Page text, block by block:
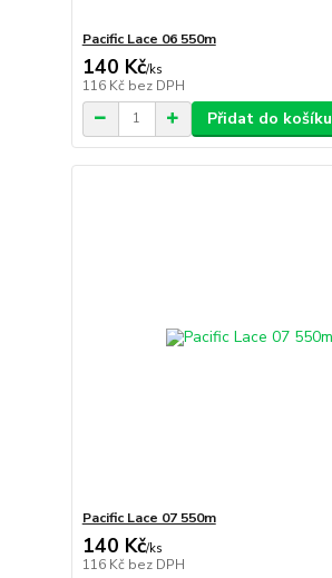
Pacific Lace 06 550m
140 Kč/ks
116 Kč bez DPH
Přidat do košíku
Pacific Lace 07 550m
140 Kč/ks
116 Kč bez DPH